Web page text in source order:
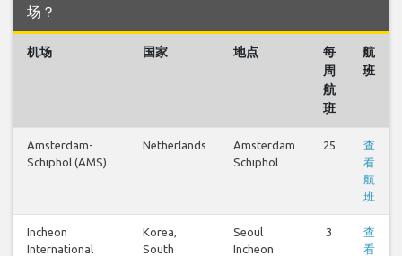
场？
机场 国家 地点
每
周
航
班
航
班
Amsterdam-
Schiphol (AMS)
Netherlands
Amsterdam
Schiphol
25
查
看
航
班
Incheon
International
Korea,
South
Seoul
Incheon
3
查
看